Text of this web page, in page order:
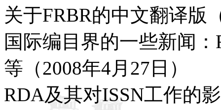
关于FRBR的中文翻译版
国际编目界的一些新闻
等（2008年4月27日）
RDA及其对ISSN工作的